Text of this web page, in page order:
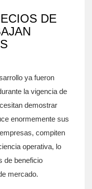
DE
ya fueron
la vigencia de
demostrar
enormemente sus
compiten
operativa, lo
de beneficio
mercado.